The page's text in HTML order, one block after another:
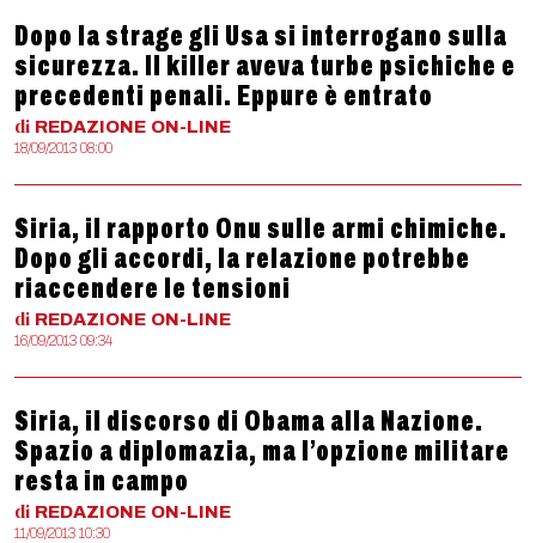
Dopo la strage gli Usa si interrogano sulla
sicurezza. Il killer aveva turbe psichiche e
precedenti penali. Eppure è entrato
di REDAZIONE ON-LINE
18/09/2013 08:00
Siria, il rapporto Onu sulle armi chimiche.
Dopo gli accordi, la relazione potrebbe
riaccendere le tensioni
di REDAZIONE ON-LINE
16/09/2013 09:34
Siria, il discorso di Obama alla Nazione.
Spazio a diplomazia, ma l’opzione militare
resta in campo
di REDAZIONE ON-LINE
11/09/2013 10:30